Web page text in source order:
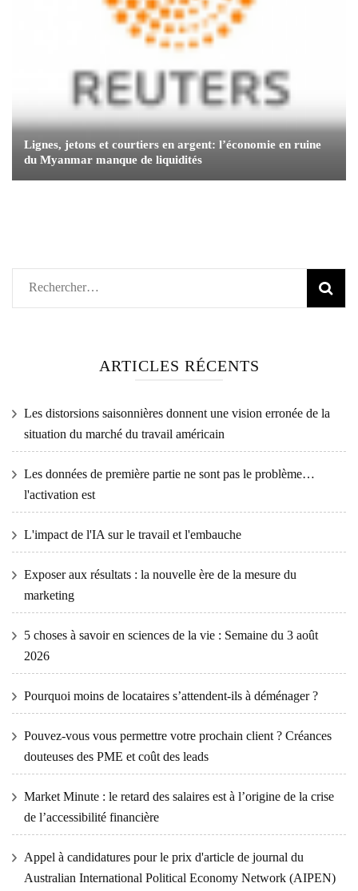
Lignes, jetons et courtiers en argent: l’économie en ruine
du Myanmar manque de liquidités
Rechercher :
ARTICLES RÉCENTS
Les distorsions saisonnières donnent une vision erronée de la
situation du marché du travail américain
Les données de première partie ne sont pas le problème…
l'activation est
L'impact de l'IA sur le travail et l'embauche
Exposer aux résultats : la nouvelle ère de la mesure du
marketing
5 choses à savoir en sciences de la vie : Semaine du 3 août
2026
Pourquoi moins de locataires s’attendent-ils à déménager ?
Pouvez-vous vous permettre votre prochain client ? Créances
douteuses des PME et coût des leads
Market Minute : le retard des salaires est à l’origine de la crise
de l’accessibilité financière
Appel à candidatures pour le prix d'article de journal du
Australian International Political Economy Network (AIPEN)